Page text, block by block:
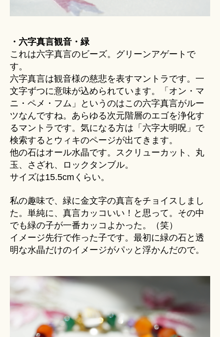
・六字真言観音・緑
これは六字真言のビーズ。グリーンアゲートで
す。
六字真言は観音様の慈悲を表すマントラです。一
文字ずつに意味が込められています。「オン・マ
ニ・ペメ・フム」というのはこの六字真言がルー
ツなんですね。あらゆる次元階層のエゴを浄化す
るマントラです。気になる方は「六字大明呪」で
検索するとウィキのページが出てきます。
他の石はオール水晶です。スクリューカット、丸
玉、さざれ、ロックタンブル。
サイズは15.5cmくらい。
私の趣味で、緑に金文字の真言をチョイスしまし
た。単純に、真言カッコいい！と思って。その中
でも緑の子が一番カッコよかった。（笑）
イメージ先行で作った子です。最初に緑の石と透
明な水晶だけのイメージがパッと浮かんだので。